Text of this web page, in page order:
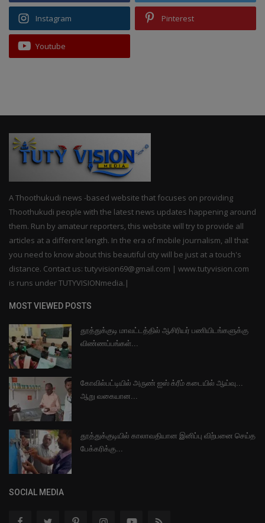
Instagram Pinterest
Youtube
A Thoothukudi news -based website that focuses on providing
Thoothukudi people with the latest news updates happening around
them. Run by amateur reporters, this website will try to provide all
articles at a different length. In the era of mobile journalism, all that
you need to know about this beautiful city will be just at a touch's
distance. Contact us: tutyvision69@gmail.com | www.tutyvision.com
is runs under TUTYVISIONmedia.|
MOST VIEWED POSTS
தூத்துக்குடி மாவட்டத்தில் ஆசிரியர் பணியிடங்களுக்கு
விண்ணப்பங்கள்...
கோவில்பட்டியில் அருண் ஐஸ் க்ரீம் கடையில் ஆய்வு...
ஆறு வகையான...
தூத்துக்குடியில் காலாவதியான இனிப்பு விற்பனை செய்த
பேக்கரிக்கு...
SOCIAL MEDIA